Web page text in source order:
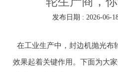
发布日期 : 2026-06-
在工业生产中，封边机抛光布
效果起着关键作用。下面为大